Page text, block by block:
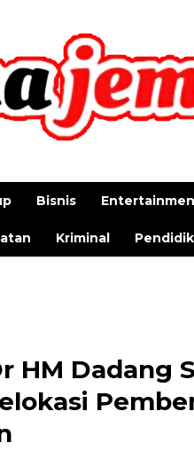
Bisnis
Kriminal
HM Dadang